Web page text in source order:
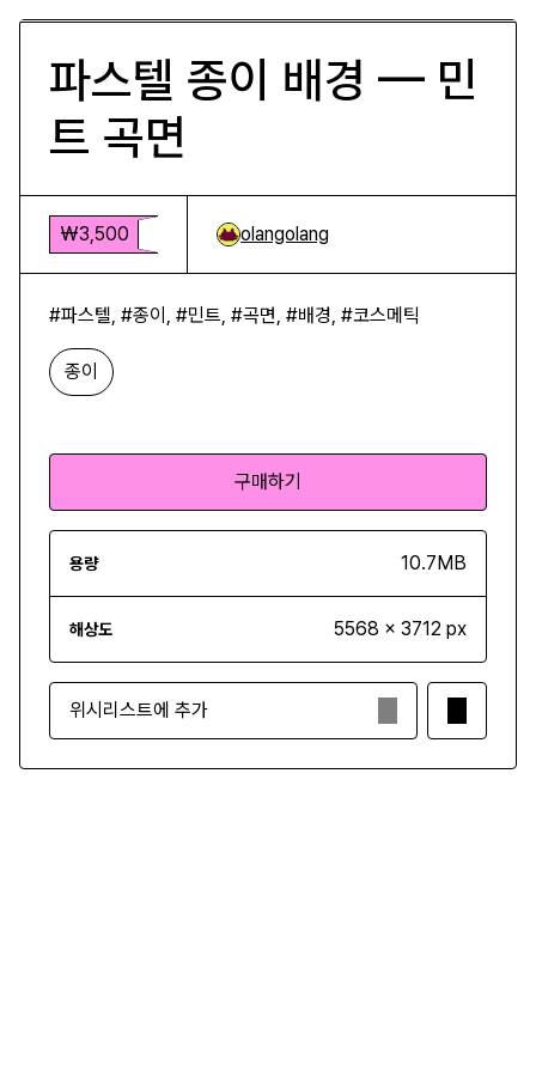
파스텔 종이 배경 — 민
트 곡면
₩3,500 olangolang
#파스텔, #종이, #민트, #곡면, #배경, #코스메틱
종이
구매하기
용량 10.7MB
해상도 5568 x 3712 px
위시리스트에 추가